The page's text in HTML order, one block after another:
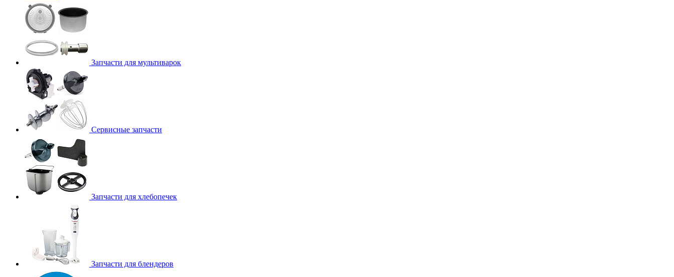
Запчасти для мультиварок
Сервисные запчасти
Запчасти для хлебопечек
Запчасти для блендеров